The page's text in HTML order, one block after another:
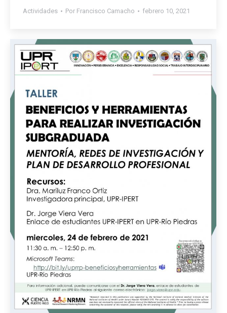
Actividades Por Francisco Camacho febrero 10, 2021